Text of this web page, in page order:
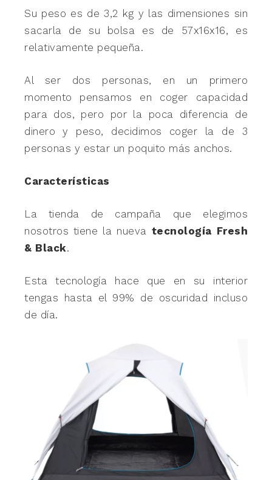
Su peso es de 3,2 kg y las dimensiones sin
sacarla de su bolsa es de 57x16x16, es
relativamente pequeña.
Al ser dos personas, en un primero
momento pensamos en coger capacidad
para dos, pero por la poca diferencia de
dinero y peso, decidimos coger la de 3
personas y estar un poquito más anchos.
Características
La tienda de campaña que elegimos
nosotros tiene la nueva tecnología Fresh
& Black.
Esta tecnología hace que en su interior
tengas hasta el 99% de oscuridad incluso
de día.